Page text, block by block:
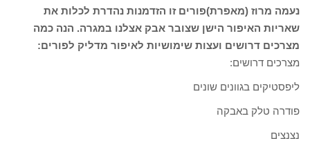
נעמה מרוז (מאפרת)פורים זו הזדמנות נהדרת לכלות את
שאריות האיפור הישן שצובר אבק אצלנו במגרה. הנה כמה
מצרכים דרושים ועצות שימושיות לאיפור מדליק לפורים:
מצרכים דרושים:
ליפסטיקים בגוונים שונים
פודרה טלק באבקה
נצנצים